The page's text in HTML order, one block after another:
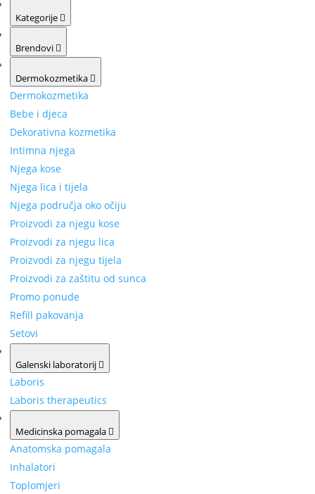
Kategorije
Brendovi
Dermokozmetika
Dermokozmetika
Bebe i djeca
Dekorativna kozmetika
Intimna njega
Njega kose
Njega lica i tijela
Njega područja oko očiju
Proizvodi za njegu kose
Proizvodi za njegu lica
Proizvodi za njegu tijela
Proizvodi za zaštitu od sunca
Promo ponude
Refill pakovanja
Setovi
Galenski laboratorij
Laboris
Laboris therapeutics
Medicinska pomagala
Anatomska pomagala
Inhalatori
Toplomjeri